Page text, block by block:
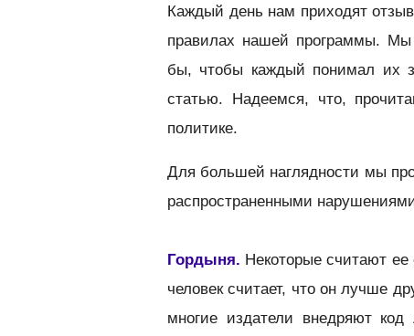
Каждый день нам приходят
правилах нашей программы. Мы
бы, чтобы каждый понимал их
статью. Надеемся, что,
политике.
Для большей наглядности мы
распространенными
Гордыня. Некоторые считают
человек считает, что он лучше
многие издатели внедряют